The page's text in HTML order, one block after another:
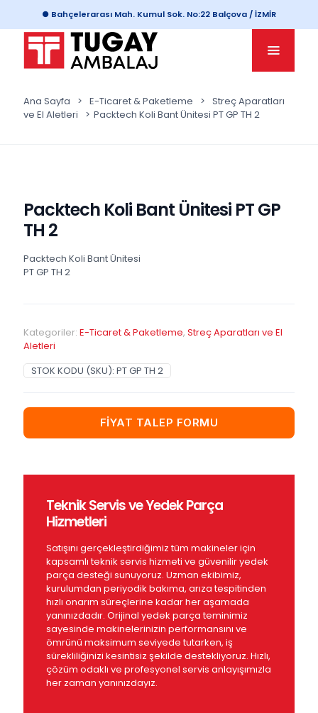
● Bahçelerarası Mah. Kumul Sok. No:22 Balçova / İZMİR
Ana Sayfa > E-Ticaret & Paketleme > Streç Aparatları
ve El Aletleri
> Packtech Koli Bant Ünitesi PT GP TH 2
Packtech Koli Bant Ünitesi PT GP
TH 2
Packtech Koli Bant Ünitesi
PT GP TH 2
Kategoriler: E-Ticaret & Paketleme, Streç Aparatları ve El
Aletleri
STOK KODU (SKU): PT GP TH 2
FİYAT TALEP FORMU
Teknik Servis ve Yedek Parça
Hizmetleri
Satışını gerçekleştirdiğimiz tüm makineler için
kapsamlı teknik servis hizmeti ve güvenilir yedek
parça desteği sunuyoruz. Uzman ekibimiz,
kurulumdan periyodik bakıma, arıza tespitinden
hızlı onarım süreçlerine kadar her aşamada
yanınızdadır. Orijinal yedek parça teminimiz
sayesinde makinelerinizin performansını ve
ömrünü maksimum seviyede tutarken, iş
sürekliliğinizi kesintisiz şekilde destekliyoruz. Hızlı,
çözüm odaklı ve profesyonel servis anlayışımızla
her zaman yanınızdayız.